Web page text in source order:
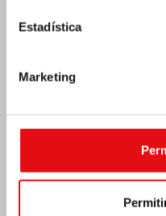
Estadística
Marketing